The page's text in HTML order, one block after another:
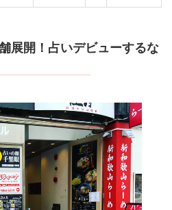
展開！占いデビューするな